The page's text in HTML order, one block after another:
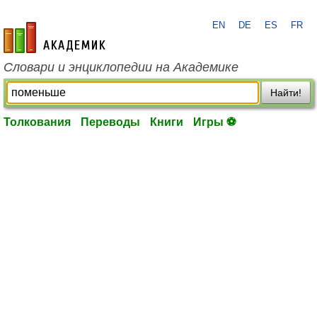
academic.ru
EN DE ES FR
Словари и энциклопедии на Академике
Найти!
Толкования Переводы Книги Игры ⚽